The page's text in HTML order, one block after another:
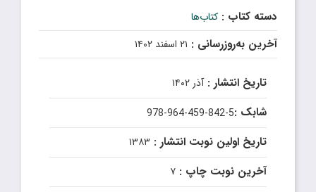
دسته کتاب : کتاب‌ها
آخرین به‌روزرسانی : ۲۱ اسفند ۱۴۰۲
تاریخ انتشار :آذر ۱۴۰۲
شابک :978-964-459-842-5
تاریخ اولین نوبت انتشار : ۱۳۸۳
آخرین نوبت چاپ : ۷